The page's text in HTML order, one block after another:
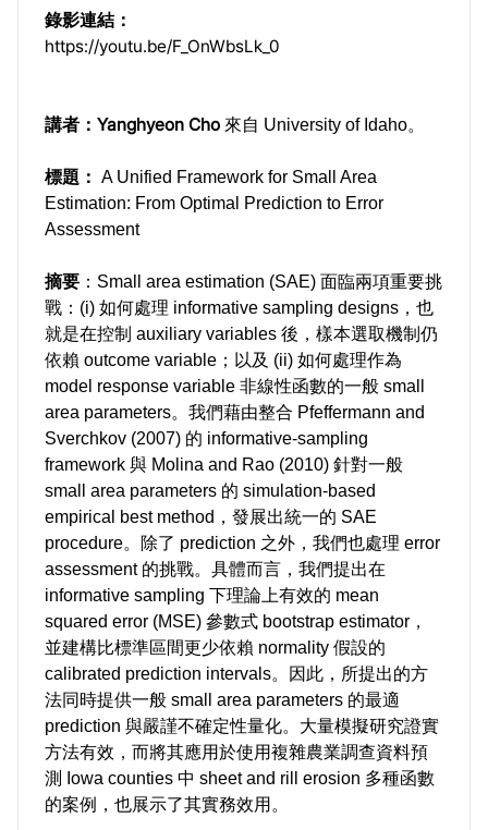
錄影連結：
https://youtu.be/F_OnWbsLk_0
講者： Yanghyeon Cho 來自 University of Idaho。
標題： A Unified Framework for Small Area
Estimation: From Optimal Prediction to Error
Assessment
摘要 ：Small area estimation (SAE) 面臨兩項重要挑
戰：(i) 如何處理 informative sampling designs，也
就是在控制 auxiliary variables 後，樣本選取機制仍
依賴 outcome variable；以及 (ii) 如何處理作為
model response variable 非線性函數的一般 small
area parameters。我們藉由整合 Pfeffermann and
Sverchkov (2007) 的 informative-sampling
framework 與 Molina and Rao (2010) 針對一般
small area parameters 的 simulation-based
empirical best method，發展出統一的 SAE
procedure。除了 prediction 之外，我們也處理 error
assessment 的挑戰。具體而言，我們提出在
informative sampling 下理論上有效的 mean
squared error (MSE) 參數式 bootstrap estimator，
並建構比標準區間更少依賴 normality 假設的
calibrated prediction intervals。因此，所提出的方
法同時提供一般 small area parameters 的最適
prediction 與嚴謹不確定性量化。大量模擬研究證實
方法有效，而將其應用於使用複雜農業調查資料預
測 Iowa counties 中 sheet and rill erosion 多種函數
的案例，也展示了其實務效用。